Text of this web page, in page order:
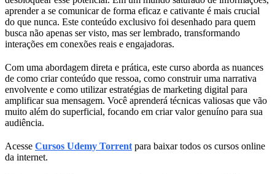
aprender a se comunicar de forma eficaz e cativante é mais crucial
do que nunca. Este conteúdo exclusivo foi desenhado para quem
busca não apenas ser visto, mas ser lembrado, transformando
interações em conexões reais e engajadoras.
Com uma abordagem direta e prática, este curso aborda as nuances
de como criar conteúdo que ressoa, como construir uma narrativa
envolvente e como utilizar estratégias de marketing digital para
amplificar sua mensagem. Você aprenderá técnicas valiosas que vão
muito além do superficial, focando em criar valor genuíno para sua
audiência.
Acesse Cursos Udemy Torrent para baixar todos os cursos online
da internet.